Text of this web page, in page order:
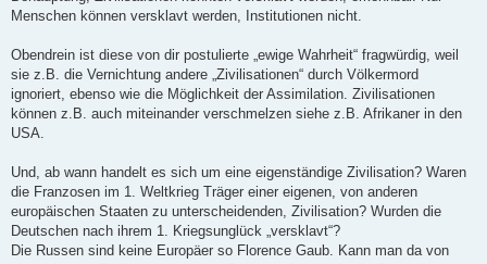
Menschen können versklavt werden, Institutionen nicht.
Obendrein ist diese von dir postulierte „ewige Wahrheit“ fragwürdig, weil
sie z.B. die Vernichtung andere „Zivilisationen“ durch Völkermord
ignoriert, ebenso wie die Möglichkeit der Assimilation. Zivilisationen
können z.B. auch miteinander verschmelzen siehe z.B. Afrikaner in den
USA.
Und, ab wann handelt es sich um eine eigenständige Zivilisation? Waren
die Franzosen im 1. Weltkrieg Träger einer eigenen, von anderen
europäischen Staaten zu unterscheidenden, Zivilisation? Wurden die
Deutschen nach ihrem 1. Kriegsunglück „versklavt“?
Die Russen sind keine Europäer so Florence Gaub. Kann man da von